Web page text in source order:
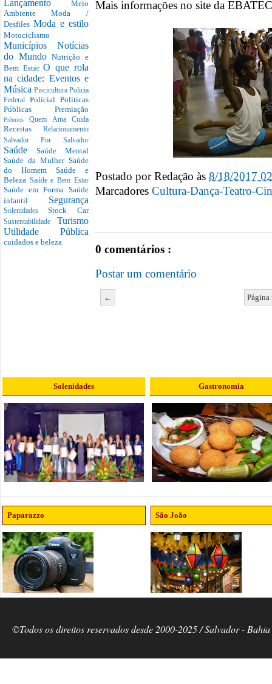
Lançamento Meio
AmbienteModa /
Desfiles Moda e estilo
Motociclismo
Municípios Notícias
do MundoNutrição e
Bem EstarO que rola
na cidade: Eventos e
Música Piscicultura Policia
Federal Policial Políticas
Públicas Premiação
PrêmiosQuem Ama Cuida
Receitas Relacionamento
Salvador Por Salvador
Saúde Saúde Mental
Saúde da Mulher Saúde
do Homem Saúde e
Beleza Saúde e Bem Estar
Saúde em Forma Saúde
infantil Segurança
SolenidadesStock Car
Sustentabilidade Turismo
Utilidade Pública
cuidados e beleza
Mais informações no site da
Postado porRedação às 8/18/2017
Marcadores Cultura-Dança-Teatro-
0 comentários :
Postar um comentário
←
Solenidades Gastronomia
Paparazzo São João
©Todos os direitos reservados desde 2000-2025 / Salvador -